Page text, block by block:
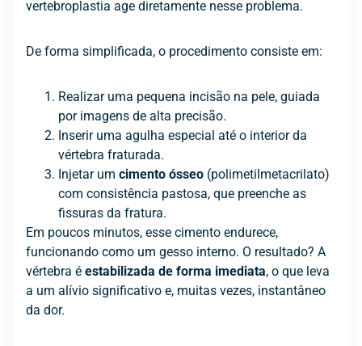
vertebroplastia age diretamente nesse problema.
De forma simplificada, o procedimento consiste em:
Realizar uma pequena incisão na pele, guiada
por imagens de alta precisão.
Inserir uma agulha especial até o interior da
vértebra fraturada.
Injetar um cimento ósseo (polimetilmetacrilato)
com consistência pastosa, que preenche as
fissuras da fratura.
Em poucos minutos, esse cimento endurece,
funcionando como um gesso interno. O resultado? A
vértebra é estabilizada de forma imediata, o que leva
a um alívio significativo e, muitas vezes, instantâneo
da dor.